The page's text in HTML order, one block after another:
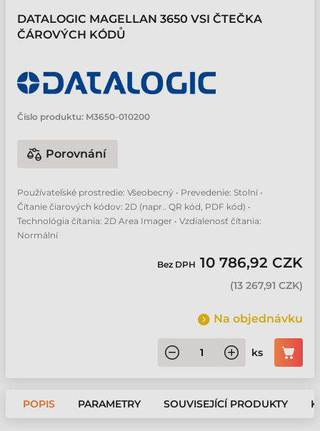
DATALOGIC MAGELLAN 3650 VSI ČTEČKA
ČÁROVÝCH KÓDŮ
Číslo produktu: M3650-010200
Porovnání
Používateľské prostredie: Všeobecný • Prevedenie: Stolní •
Čítanie čiarových kódov: 2D (napr.. QR kód, PDF kód) •
Technológia čítania: 2D Area Imager • Vzdialenosť čítania:
Normální
Bez DPH 10 786,92 CZK
(13 267,91 CZK)
Na objednávku
ks
POPIS PARAMETRY SOUVISEJÍCÍ PRODUKTY